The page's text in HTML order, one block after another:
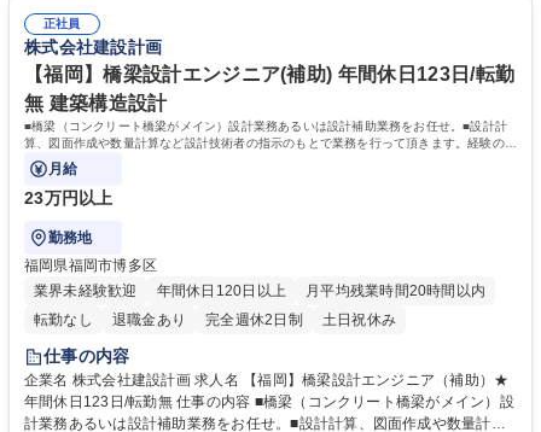
正社員
株式会社建設計画
【福岡】橋梁設計エンジニア(補助) 年間休日123日/転勤
無 建築構造設計
■橋梁（コンクリート橋梁がメイン）設計業務あるいは設計補助業務をお任せ。■設計計
算、図面作成や数量計算など設計技術者の指示のもとで業務を行って頂きます。経験の浅
い方でもOJTを通してスキルを磨けます。
月給
23万円以上
勤務地
福岡県福岡市博多区
業界未経験歓迎
年間休日120日以上
月平均残業時間20時間以内
転勤なし
退職金あり 完全週休2日制 土日祝休み
仕事の内容
企業名 株式会社建設計画 求人名 【福岡】橋梁設計エンジニア（補助）★
年間休日123日/転勤無 仕事の内容 ■橋梁（コンクリート橋梁がメイン）設
計業務あるいは設計補助業務をお任せ。■設計計算、図面作成や数量計算